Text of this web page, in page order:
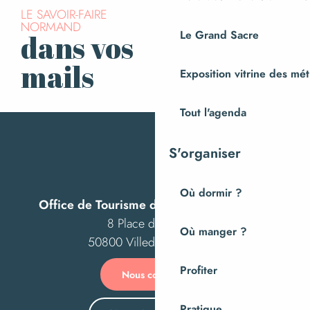
Le Grand Sacre
Exposition vitrine des
Tout l'agenda
S'organiser
Où dormir ?
Où manger ?
Profiter
LE SAVOIR-FAIRE
NORMAND
dans vos
mails
Office de Tourisme de Villedieu Intercom
8 Place des Costils
50800 Villedieu-les-Poêles
Nous contacter